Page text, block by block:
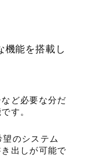
機能を搭載し
ど必要な分だ
す。
のシステム
出しが可能で